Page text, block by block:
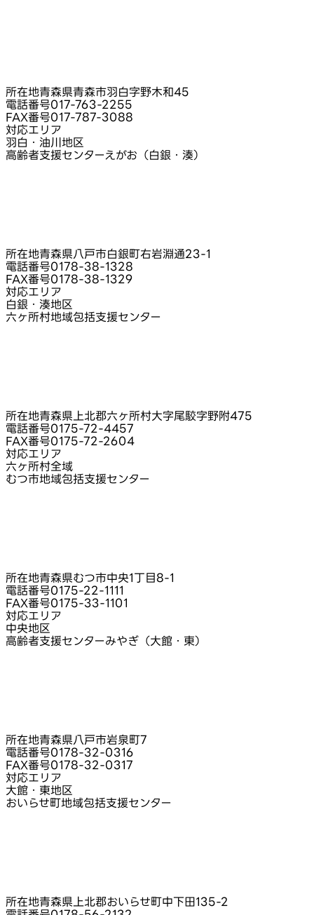
所在地青森県青森市羽白字野木和45
電話番号017-763-2255
FAX番号017-787-3088
対応エリア
羽白・油川地区
高齢者支援センターえがお（白銀・湊）
所在地青森県八戸市白銀町右岩淵通23‑1
電話番号0178-38-1328
FAX番号0178-38-1329
対応エリア
白銀・湊地区
六ヶ所村地域包括支援センター
所在地青森県上北郡六ヶ所村大字尾駮字野附475
電話番号0175-72-4457
FAX番号0175-72-2604
対応エリア
六ヶ所村全域
むつ市地域包括支援センター
所在地青森県むつ市中央1丁目8-1
電話番号0175-22-1111
FAX番号0175-33-1101
対応エリア
中央地区
高齢者支援センターみやぎ（大館・東）
所在地青森県八戸市岩泉町7
電話番号0178-32-0316
FAX番号0178-32-0317
対応エリア
大館・東地区
おいらせ町地域包括支援センター
所在地青森県上北郡おいらせ町中下田135-2